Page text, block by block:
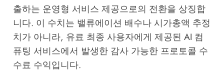
출하는 운영형 서비스 제공으로의 전환을 상징합
니다. 이 수치는 밸류에이션 배수나 시가총액 추정
치가 아니라, 유료 최종 사용자에게 제공된 AI 컴
퓨팅 서비스에서 발생한 감사 가능한 프로토콜 수
수료 수익입니다.